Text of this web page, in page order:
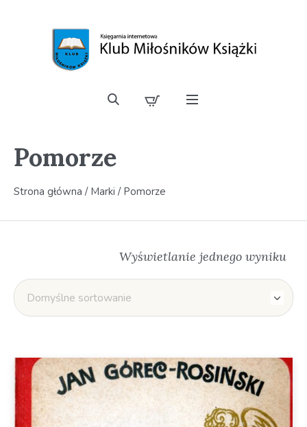
Pomorze
Strona główna / Marki / Pomorze
Wyświetlanie jednego wyniku